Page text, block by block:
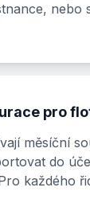
pro
měsíční
do
každého